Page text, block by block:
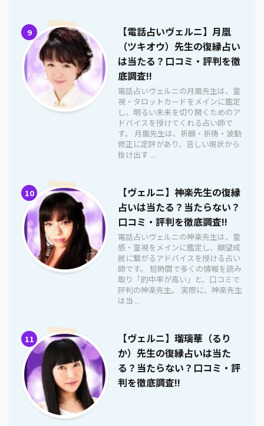
9
【電話占いヴェルニ】月凰
（ツキオウ）先生の復縁占い
は当たる？口コミ・評判を徹
底調査!!
電話占いヴェルニの月凰先生は、霊
視・タロットカードをメインに鑑定
し、明るい未来を切り開くためのア
ドバイスを授けてくれる占い師で
す。 月凰先生は、祈願・祈祷・波動
修正に定評があり、苦しい現状から
抜け出す ...
10
【ヴェルニ】神楽先生の復縁
占いは当たる？当たらない？
口コミ・評判を徹底調査!!
電話占いヴェルニの神楽先生は、霊
感・霊視をメインに鑑定し、願望成
就に繋がるアドバイスを授ける占い
師です。 短時間で多くの情報を読み
取り「的中率が高い」と、口コミで
評判の神楽先生。 実際に、神楽先生
は当 ...
11
【ヴェルニ】瑠璃華（るり
か）先生の復縁占いは当た
る？当たらない？口コミ・評
判を徹底調査!!